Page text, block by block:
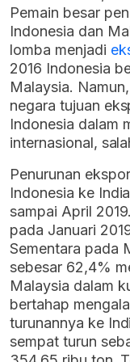
Pemain besar
Indonesia dan
lomba menjadi
2016 Indonesia
Malaysia.
negara tujuan
Indonesia dalam
internasional,
Penurunan
Indonesia ke
sampai April
pada Januari
Sementara pada
sebesar 62,4%
Malaysia dalam
bertahap
turunannya ke
sempat turun